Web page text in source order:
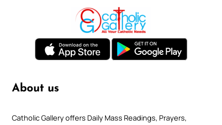
About us
Catholic Gallery offers Daily Mass Readings, Prayers,